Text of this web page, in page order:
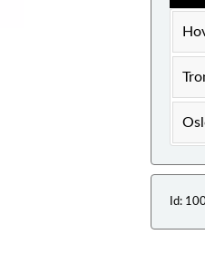
Id: